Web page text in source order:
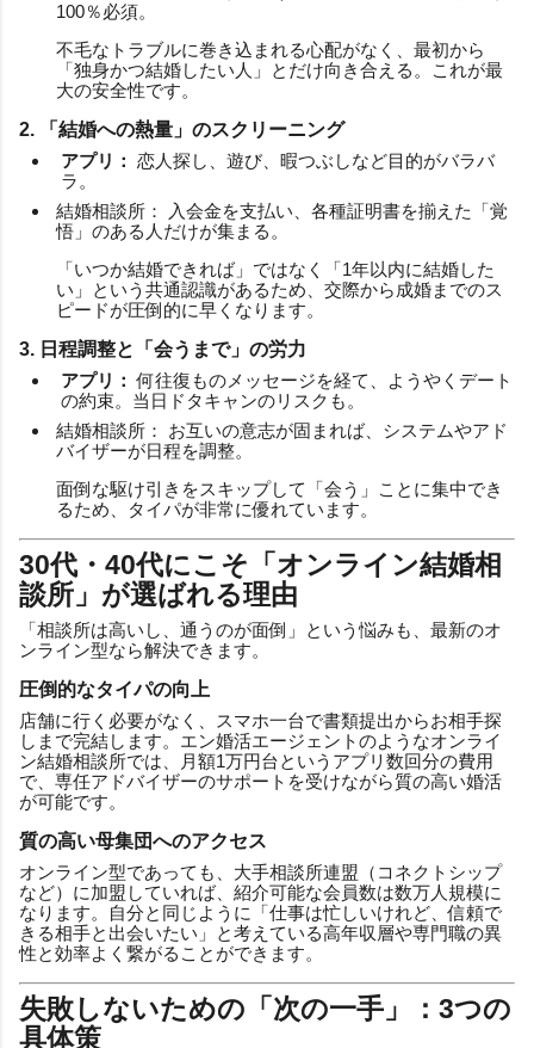
100％必須。
不毛なトラブルに巻き込まれる心配がなく、最初から
「独身かつ結婚したい人」とだけ向き合える。これが最
大の安全性です。
2. 「結婚への熱量」のスクリーニング
アプリ： 恋人探し、遊び、暇つぶしなど目的がバラバ
ラ。
結婚相談所： 入会金を支払い、各種証明書を揃えた「覚
悟」のある人だけが集まる。
「いつか結婚できれば」ではなく「1年以内に結婚した
い」という共通認識があるため、交際から成婚までのス
ピードが圧倒的に早くなります。
3. 日程調整と「会うまで」の労力
アプリ： 何往復ものメッセージを経て、ようやくデート
の約束。当日ドタキャンのリスクも。
結婚相談所： お互いの意志が固まれば、システムやアド
バイザーが日程を調整。
面倒な駆け引きをスキップして「会う」ことに集中でき
るため、タイパが非常に優れています。
30代・40代にこそ「オンライン結婚相
談所」が選ばれる理由
「相談所は高いし、通うのが面倒」という悩みも、最新のオ
ンライン型なら解決できます。
圧倒的なタイパの向上
店舗に行く必要がなく、スマホ一台で書類提出からお相手探
しまで完結します。エン婚活エージェントのようなオンライ
ン結婚相談所では、月額1万円台というアプリ数回分の費用
で、専任アドバイザーのサポートを受けながら質の高い婚活
が可能です。
質の高い母集団へのアクセス
オンライン型であっても、大手相談所連盟（コネクトシップ
など）に加盟していれば、紹介可能な会員数は数万人規模に
なります。自分と同じように「仕事は忙しいけれど、信頼で
きる相手と出会いたい」と考えている高年収層や専門職の異
性と効率よく繋がることができます。
失敗しないための「次の一手」：3つの
具体策